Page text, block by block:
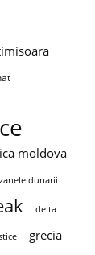
moldova
dunarii
delta
grecia